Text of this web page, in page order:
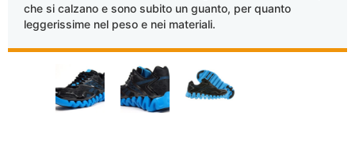
che si calzano e sono subito un guanto, per quanto
leggerissime nel peso e nei materiali.